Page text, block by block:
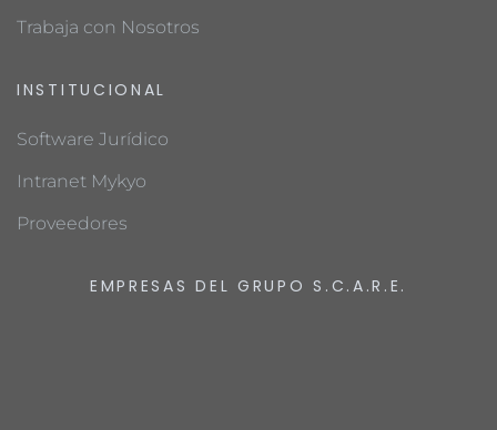
Trabaja con Nosotros
INSTITUCIONAL
Software Jurídico
Intranet Mykyo
Proveedores
EMPRESAS DEL GRUPO S.C.A.R.E.